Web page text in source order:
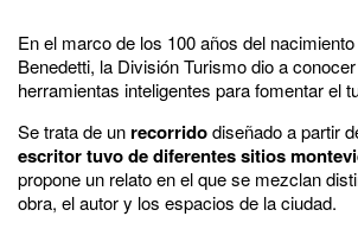
En el marco de los 100 años del
Benedetti, la División Turismo dio a
herramientas inteligentes para fomentar el
Se trata de un recorridodiseñado a partir
escritor tuvo de diferentes sitios
propone un relato en el que se mezclan
obra, el autor y los espacios de la ciudad.